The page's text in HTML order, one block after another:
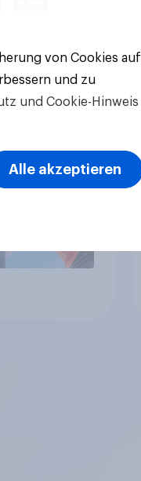
Schweizer
von Cookies auf
und zu
und Cookie-Hinweis
Alle akzeptieren